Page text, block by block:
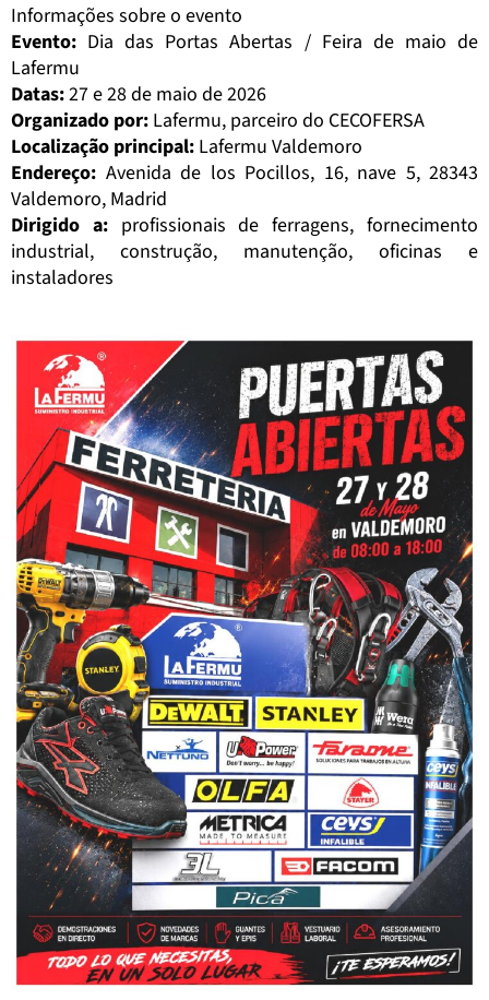
Informações sobre o evento
Evento: Dia das Portas Abertas / Feira de maio de
Lafermu
Datas:27 e 28 de maio de 2026
Organizado por: Lafermu, parceiro do CECOFERSA
Localização principal: Lafermu Valdemoro
Endereço: Avenida de los Pocillos, 16, nave 5, 28343
Valdemoro, Madrid
Dirigido a:profissionais de ferragens, fornecimento
industrial, construção, manutenção, oficinas e
instaladores